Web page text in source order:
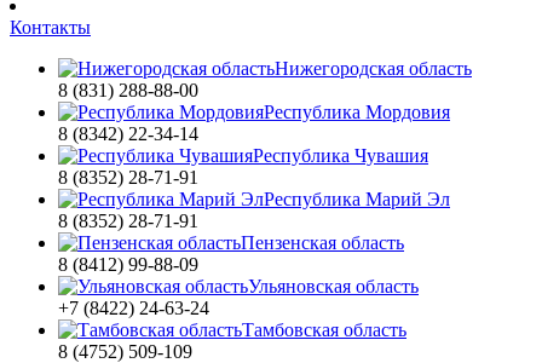
Контакты
Нижегородская область
8 (831) 288-88-00
Республика Мордовия
8 (8342) 22-34-14
Республика Чувашия
8 (8352) 28-71-91
Республика Марий Эл
8 (8352) 28-71-91
Пензенская область
8 (8412) 99-88-09
Ульяновская область
+7 (8422) 24-63-24
Тамбовская область
8 (4752) 509-109